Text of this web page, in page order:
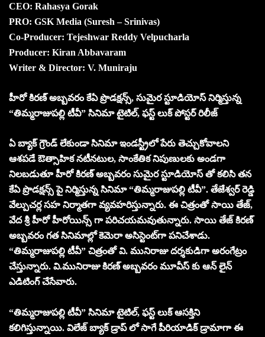
CEO: Rahasya Gorak
PRO: GSK Media (Suresh – Srinivas)
Co-Producer: Tejeshwar Reddy Velpucharla
Producer: Kiran Abbavaram
Writer & Director: V. Muniraju
హీరో కిరణ్ అబ్బవరం కేఏ ప్రొడక్షన్స్, సుమైర స్టూడియోస్ నిర్మిస్తున్న
“తిమ్మరాజుపల్లి టీవీ” సినిమా టైటిల్, ఫస్ట్ లుక్ పోస్టర్ రిలీజ్
ఏ బ్యాక్ గ్రౌండ్ లేకుండా సినిమా ఇండస్ట్రీలో పేరు తెచ్చుకోవాలని
ఆశపడే ఔత్సాహిక నటీనటుల, సాంకేతిక నిపుణులకు అండగా
నిలబడుతూ హీరో కిరణ్ అబ్బవరం సుమైర స్టూడియోస్ తో కలిసి తన
కేఏ ప్రొడక్షన్స్ పై నిర్మిస్తున్న సినిమా “తిమ్మరాజుపల్లి టీవీ”. తేజేశ్వర్ రెడ్డి
వేల్పుచర్ల సహ నిర్మాతగా వ్యవహరిస్తున్నారు. ఈ చిత్రంతో సాయి తేజ్,
వేద శ్రీ హీరో హీరోయిన్స్ గా పరిచయమవుతున్నారు. సాయి తేజ్ కిరణ్
అబ్బవరం గత సినిమాల్లో కెమెరా అసిస్టెంట్‌గా పనిచేశాడు.
“తిమ్మరాజుపల్లి టీవీ” చిత్రంతో వి. మునిరాజు దర్శకుడిగా అరంగేట్రం
చేస్తున్నారు. వి.మునిరాజు కిరణ్ అబ్బవరం మూవీస్ కు ఆన్ లైన్
ఎడిటింగ్ చేసేవారు.
“తిమ్మరాజుపల్లి టీవీ” సినిమా టైటిల్, ఫస్ట్ లుక్ ఆసక్తిని
కలిగిస్తున్నాయి. విలేజ్ బ్యాక్ డ్రాప్ లో సాగే పీరియాడిక్ డ్రామాగా ఈ